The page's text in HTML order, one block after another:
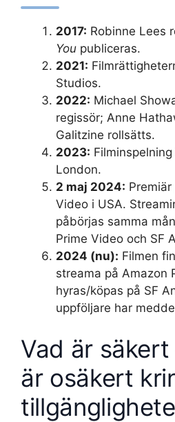
2017: Robinne Lees
You publiceras.
2021:
Studios.
2022: Michael
regissör; Anne
Galitzine rollsätts.
2023:
London.
2 maj 2024:
Video i USA.
påbörjas samma
Prime Video och SF
2024 (nu): Filmen
streama på Amazon
hyras/köpas på SF
uppföljare har
Vad är
är osäkert